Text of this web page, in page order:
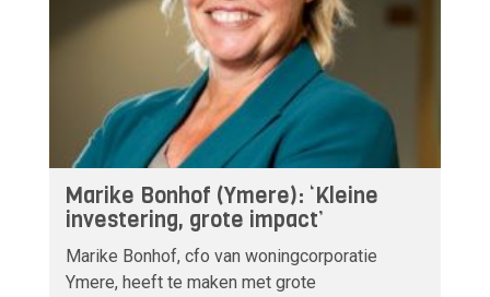
Marike Bonhof (Ymere): ‘Kleine
investering, grote impact’
Marike Bonhof, cfo van woningcorporatie
Ymere, heeft te maken met grote